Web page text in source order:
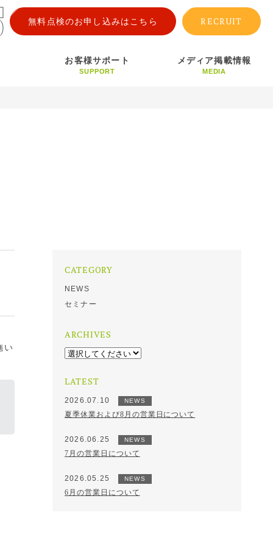
無料点検のお申し込みはこちら RECRUIT
お客様サポート
SUPPORT
メディア掲載情報
MEDIA
い
CATEGORY
NEWS
セミナー
ARCHIVES
LATEST
2026.07.10 NEWS
夏季休業および8月の営業日について
2026.06.25 NEWS
7月の営業日について
2026.05.25 NEWS
6月の営業日について